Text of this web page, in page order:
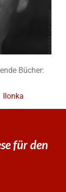
Bücher:
Ilonka
für den